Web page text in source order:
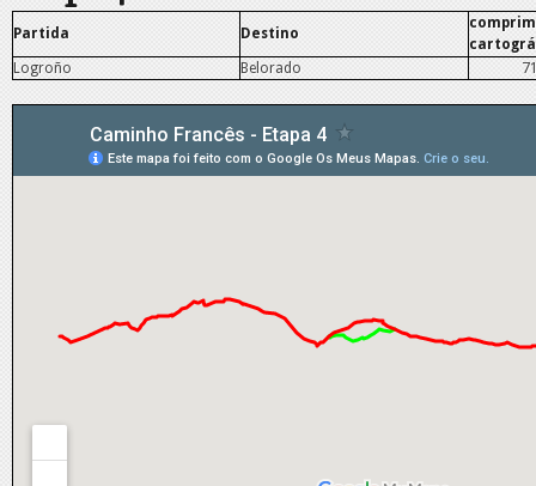
Partida Destino
Logroño
Belorado